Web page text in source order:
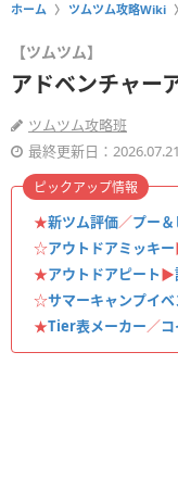
ホーム ツムツム攻略Wiki
【ツムツム】
アドベンチャー
ツムツム攻略班
最終更新日：
★新ツム評価／プー
☆アウトドアミッキー
★アウトドアピート▶︎
☆サマーキャンプイベ
★Tier表メーカー／
ピックアップ情報